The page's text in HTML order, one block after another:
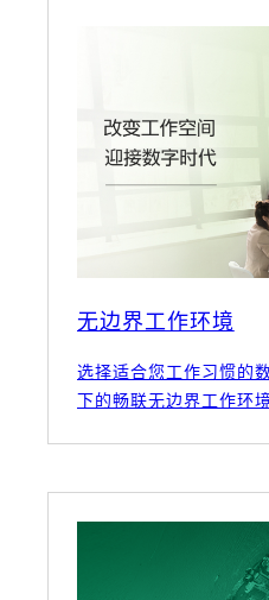
无边界工作环境
选择适合您工作习惯的
下的畅联无边界工作环境